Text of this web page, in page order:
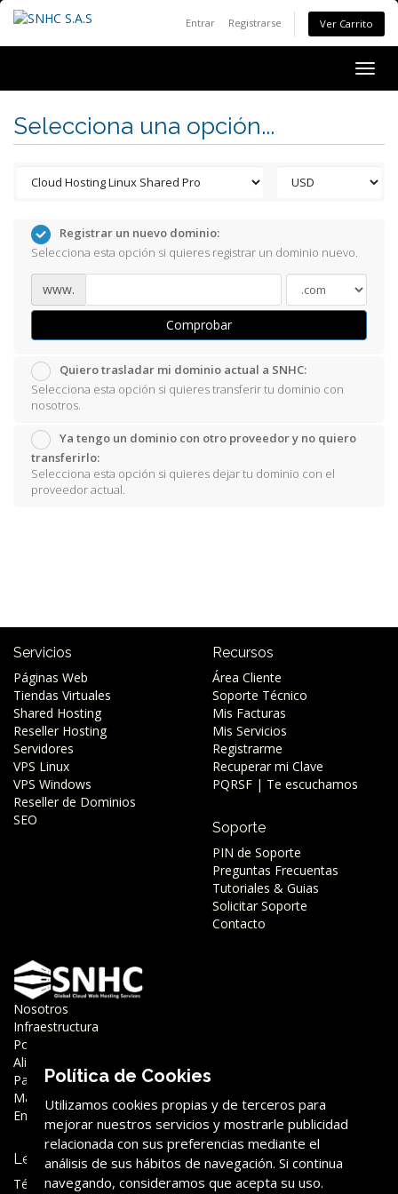
Entrar Registrarse Ver Carrito
Selecciona una opción...
Registrar un nuevo dominio:
Selecciona esta opción si quieres registrar un dominio nuevo.
www.
Comprobar
Quiero trasladar mi dominio actual a SNHC:
Selecciona esta opción si quieres transferir tu dominio con
nosotros.
Ya tengo un dominio con otro proveedor y no quiero
transferirlo:
Selecciona esta opción si quieres dejar tu dominio con el
proveedor actual.
Servicios
Páginas Web
Tiendas Virtuales
Shared Hosting
Reseller Hosting
Servidores
VPS Linux
VPS Windows
Reseller de Dominios
SEO
Recursos
Área Cliente
Soporte Técnico
Mis Facturas
Mis Servicios
Registrarme
Recuperar mi Clave
PQRSF | Te escuchamos
Soporte
PIN de Soporte
Preguntas Frecuentas
Tutoriales & Guias
Solicitar Soporte
Contacto
Nosotros
Infraestructura
Porqué SNHC
Aliados
Partner
Marca
Empleo
Legal
Términos y Condiciones
Política de Cookies
Utilizamos cookies propias y de terceros para
mejorar nuestros servicios y mostrarle publicidad
relacionada con sus preferencias mediante el
análisis de sus hábitos de navegación. Si continua
navegando, consideramos que acepta su uso.